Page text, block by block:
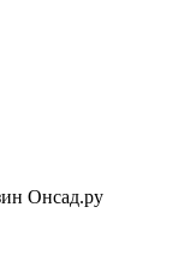
Онсад.ру